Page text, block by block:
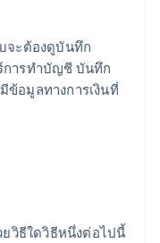
จะต้องดูบันทึก
การทําบัญชี บันทึก
อมูลทางการเงินที่
วิธีใดวิธีหนึ่งต่อไปนี้